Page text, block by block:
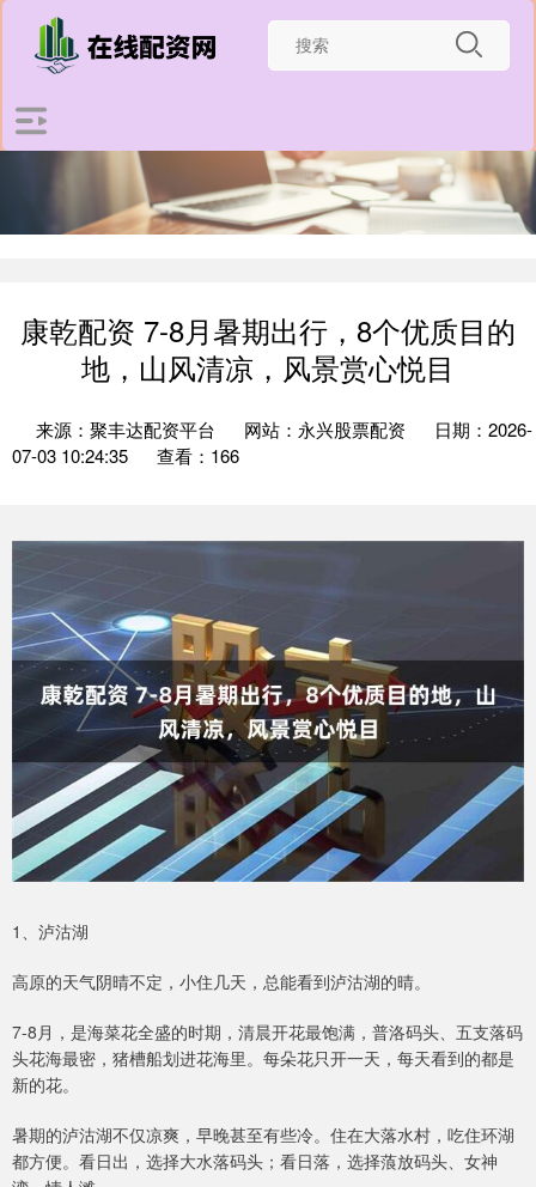
康乾配资 7-8月暑期出行，8个优质目的
地，山风清凉，风景赏心悦目
来源：聚丰达配资平台 网站：永兴股票配资
日期：2026-
07-03 10:24:35
查看：166
1、泸沽湖
高原的天气阴晴不定，小住几天，总能看到泸沽湖的晴。
7-8月，是海菜花全盛的时期，清晨开花最饱满，普洛码头、五支落码
头花海最密，猪槽船划进花海里。每朵花只开一天，每天看到的都是
新的花。
暑期的泸沽湖不仅凉爽，早晚甚至有些冷。住在大落水村，吃住环湖
都方便。看日出，选择大水落码头；看日落，选择蒗放码头、女神